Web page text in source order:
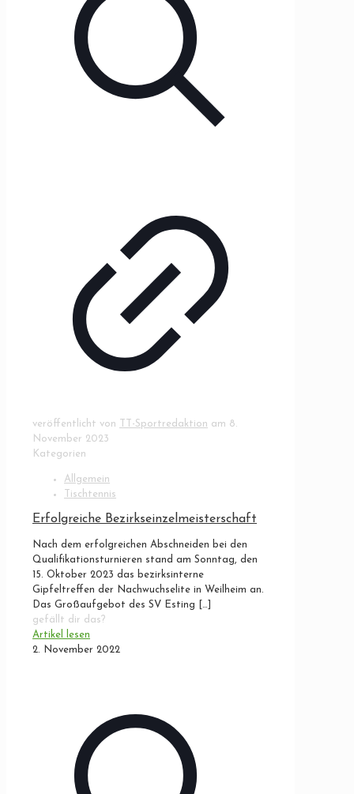
veröffentlicht von TT-Sportredaktion am 8.
November 2023
Kategorien
Allgemein
Tischtennis
Erfolgreiche Bezirkseinzelmeisterschaft
Nach dem erfolgreichen Abschneiden bei den
Qualifikationsturnieren stand am Sonntag, den
15. Oktober 2023 das bezirksinterne
Gipfeltreffen der Nachwuchselite in Weilheim an.
Das Großaufgebot des SV Esting […]
gefällt dir das?
Artikel lesen
2. November 2022